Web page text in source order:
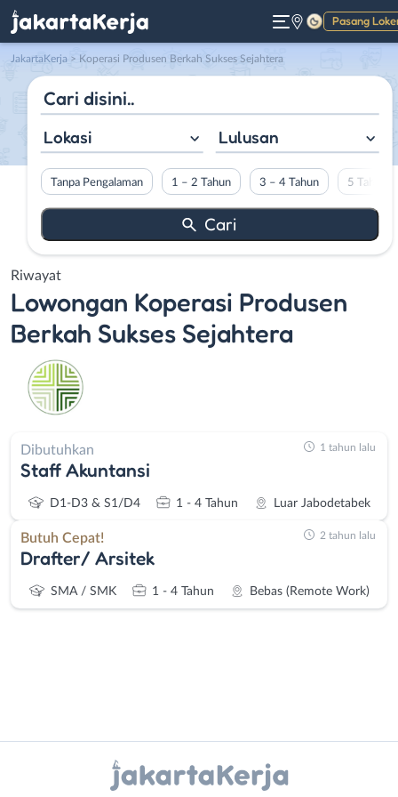
Pasang
Gelap
JakartaKerja > Koperasi Produsen Berkah Sukses Sejahtera
Lokasi Lulusan
Tanpa Pengalaman 1 – 2 Tahun 3 – 4 Tahun 5 Tahun
Riwayat
Lowongan Koperasi Produsen
Berkah Sukses Sejahtera
Dibutuhkan
Staff Akuntansi
D1-D3 & S1/D4 1 - 4 Tahun Luar Jabodetabek
1 tahun lalu
Butuh Cepat!
Drafter/ Arsitek
SMA / SMK 1 - 4 Tahun Bebas (Remote Work)
2 tahun lalu
Gizi
Work)
X - Twitter Telegram
Kanal Lainnya..